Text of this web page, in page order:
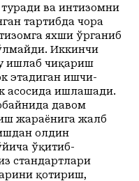
ва интизомни
тартибда чора
яхши ўрганиб
Иккинчи
ишлаб чиқариш
этадиган ишчи-
асосида ишлашади.
давом
жараёнига жалб
олдин
ўқитиб-
стандартлари
қотириш,